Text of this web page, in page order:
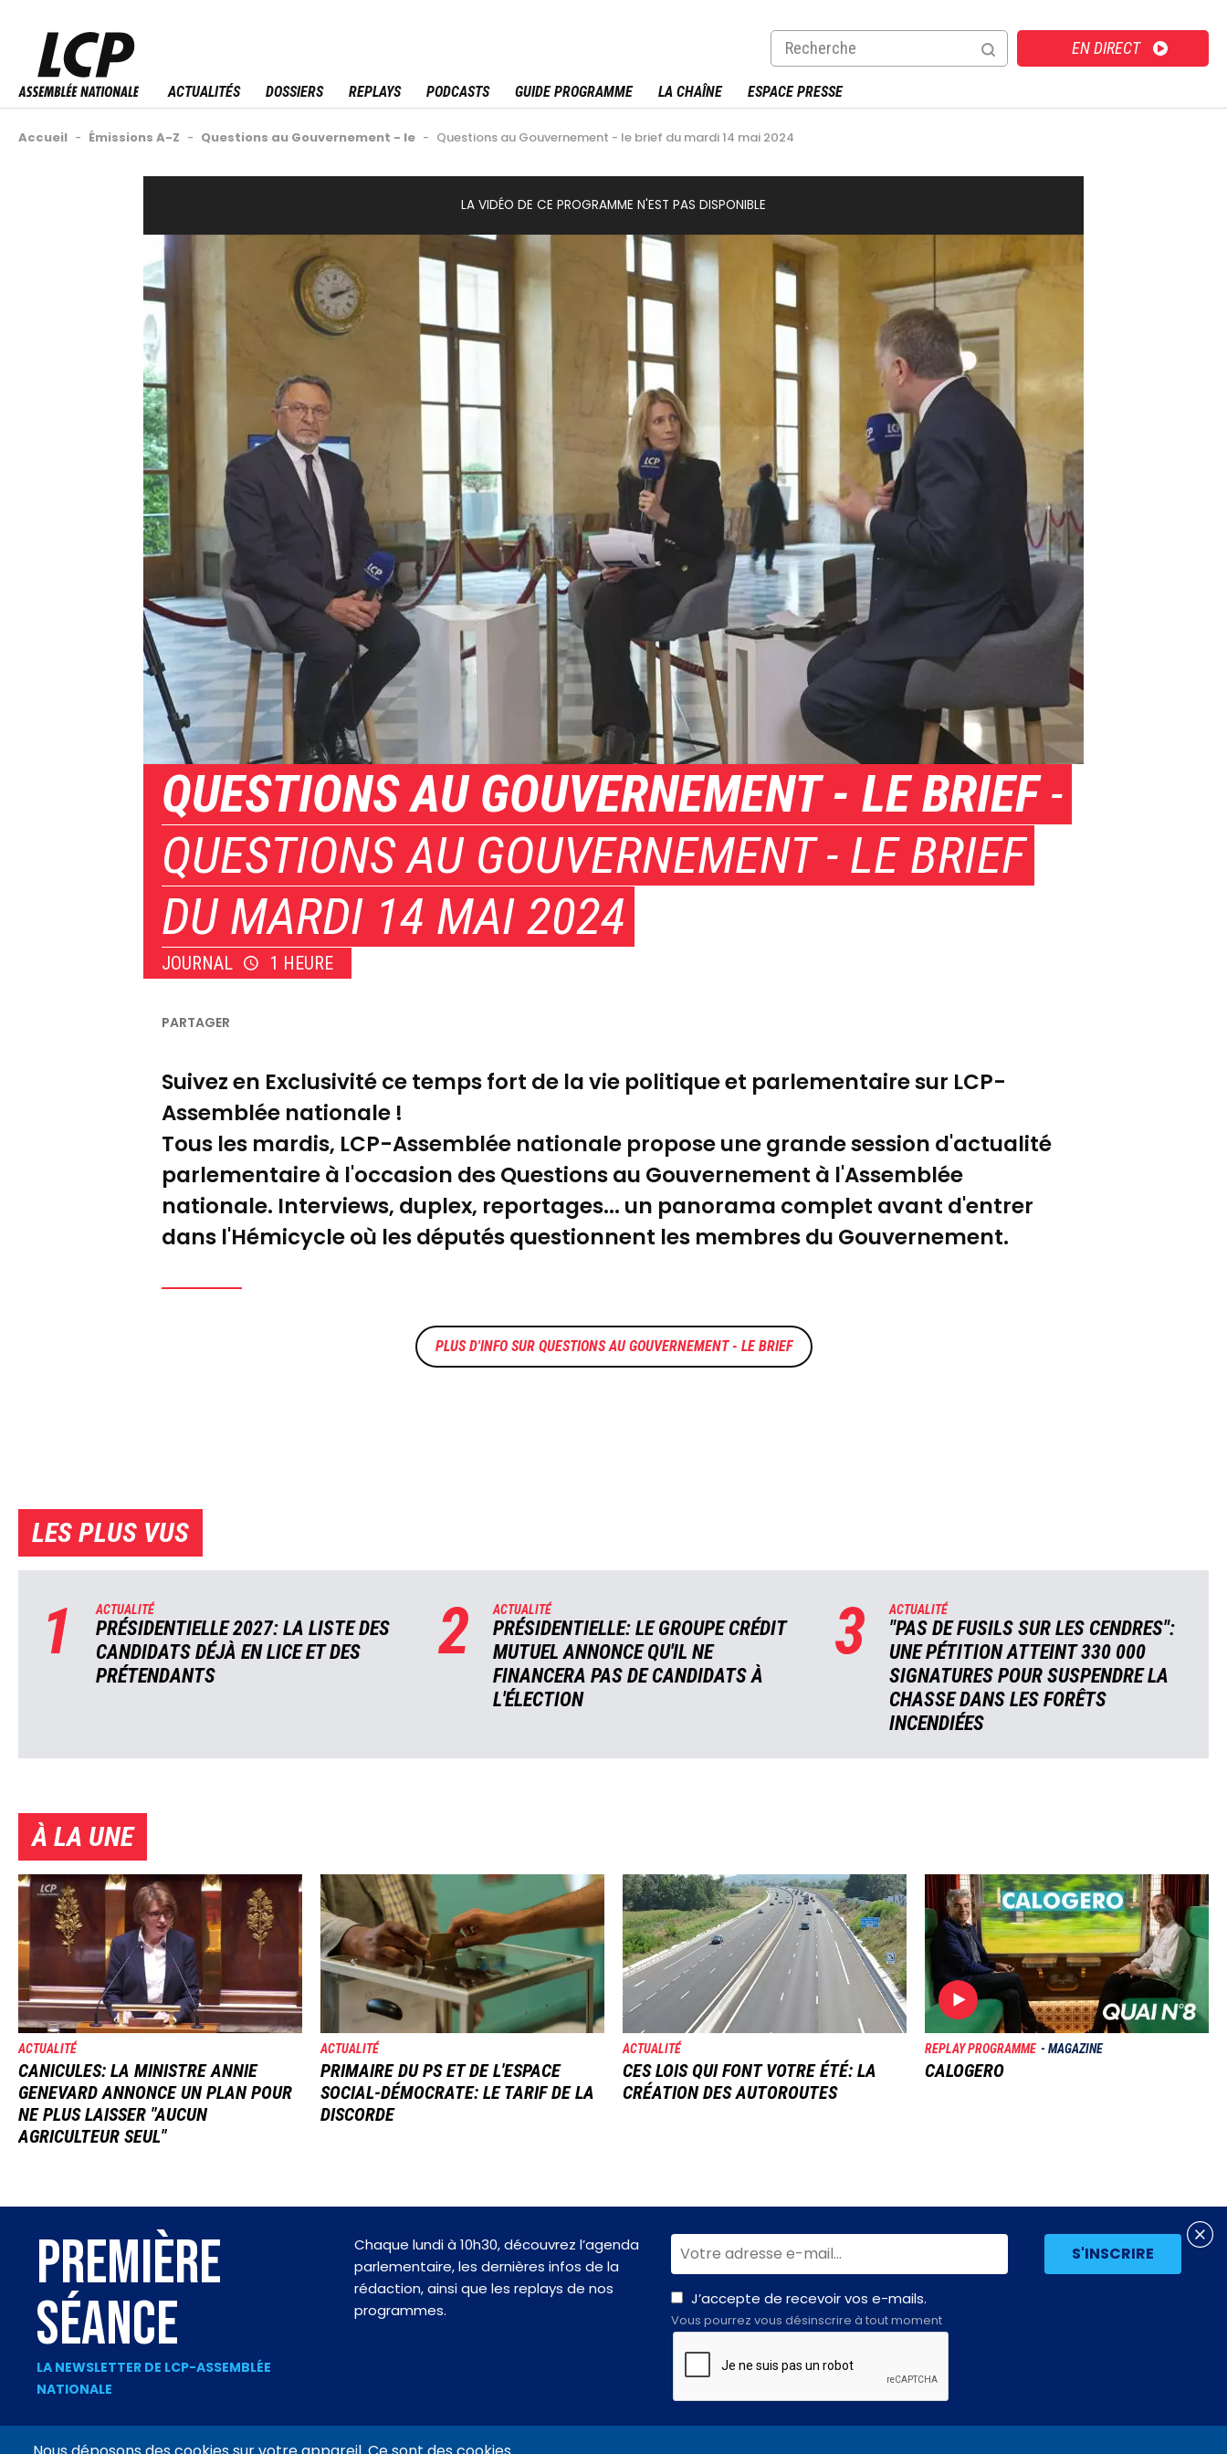
contenu
principal
EN DIRECT
ACTUALITÉS DOSSIERS REPLAYS PODCASTS GUIDE PROGRAMME LA CHAÎNE ESPACE PRESSE
Fil
Accueil - Émissions A-Z - Questions au Gouvernement - le - Questions au Gouvernement - le brief du mardi 14 mai 2024
LA VIDÉO DE CE PROGRAMME N'EST PAS DISPONIBLE
Image
QUESTIONS AU GOUVERNEMENT - LE BRIEF-
QUESTIONS AU GOUVERNEMENT - LE BRIEF
DU MARDI 14 MAI 2024
JOURNAL 1 HEURE
Suivez en Exclusivité ce temps fort de la vie politique et parlementaire sur LCP-
Assemblée nationale !
Tous les mardis, LCP-Assemblée nationale propose une grande session d'actualité
parlementaire à l'occasion des Questions au Gouvernement à l'Assemblée
nationale. Interviews, duplex, reportages... un panorama complet avant d'entrer
dans l'Hémicycle où les députés questionnent les membres du Gouvernement.
QUESTIONS AU GOUVERNEMENT - LE BRIEF
LES PLUS VUS
1 ACTUALITÉ
PRÉSIDENTIELLE 2027: LA LISTE DES
CANDIDATS DÉJÀ EN LICE ET DES
PRÉTENDANTS
2 ACTUALITÉ
PRÉSIDENTIELLE: LE GROUPE CRÉDIT
MUTUEL ANNONCE QU'IL NE
FINANCERA PAS DE CANDIDATS À
L'ÉLECTION
3 ACTUALITÉ
"PAS DE FUSILS SUR LES CENDRES":
UNE PÉTITION ATTEINT 330 000
SIGNATURES POUR SUSPENDRE LA
CHASSE DANS LES FORÊTS
INCENDIÉES
À LA UNE
Image
ACTUALITÉ
CANICULES: LA MINISTRE ANNIE
GENEVARD ANNONCE UN PLAN POUR
NE PLUS LAISSER "AUCUN
AGRICULTEUR SEUL"
Image
ACTUALITÉ
PRIMAIRE DU PS ET DE L'ESPACE
SOCIAL-DÉMOCRATE: LE TARIF DE LA
DISCORDE
Image
ACTUALITÉ
CES LOIS QUI FONT VOTRE ÉTÉ: LA
CRÉATION DES AUTOROUTES
Image
REPLAY PROGRAMME MAGAZINE
CALOGERO
PREMIÈRE
SÉANCE
LA NEWSLETTER DE LCP-ASSEMBLÉE
NATIONALE
Chaque lundi à 10h30, découvrez l’agenda
parlementaire, les dernières infos de la
rédaction, ainsi que les replays de nos
programmes.
J’accepte de recevoir vos e-mails.
Vous pourrez vous désinscrire à tout moment